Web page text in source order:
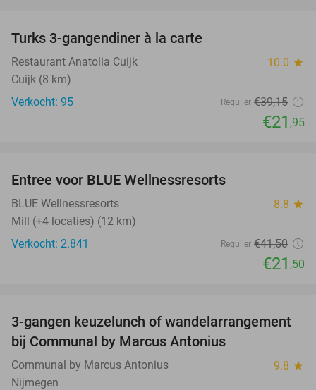
Turks 3-gangendiner à la carte
Restaurant Anatolia Cuijk 10.0 star
Cuijk (8 km)
Verkocht: 95
Regulier €39,15
€21 ,95
Entree voor BLUE Wellnessresorts
BLUE Wellnessresorts 8.8 star
Mill (+4 locaties) (12 km)
Verkocht: 2.841
Regulier €41,50
€21 ,50
33%
3-gangen keuzelunch of wandelarrangement
bij Communal by Marcus Antonius
Communal by Marcus Antonius 9.8 star
Nijmegen